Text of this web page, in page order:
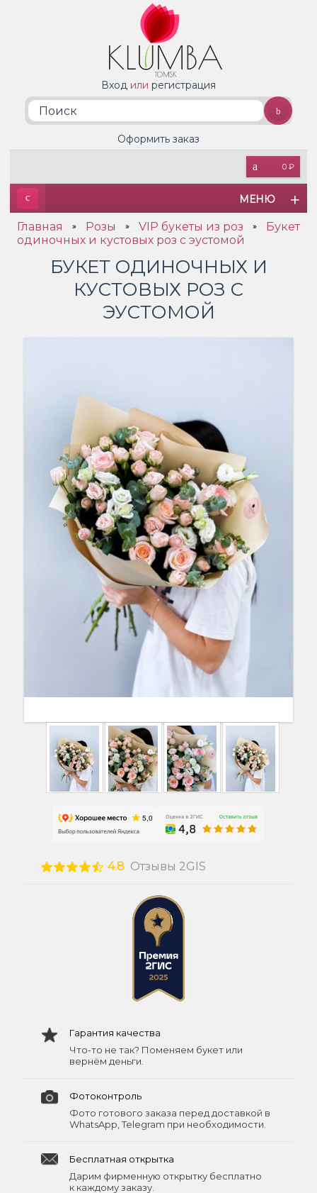
Вход или регистрация
0 ₽
Оформить заказ
МЕНЮ
Главная » Розы » VIP букеты из роз »
Букет
одиночных и кустовых роз с эустомой
БУКЕТ ОДИНОЧНЫХ И
КУСТОВЫХ РОЗ С
ЭУСТОМОЙ
4.8 Отзывы 2GIS
Гарантия качества
Что-то не так? Поменяем букет или
вернём деньги.
Фотоконтроль
Фото готового заказа перед доставкой в
WhatsApp, Telegram при необходимости.
Бесплатная открытка
Дарим фирменную открытку бесплатно
к каждому заказу.